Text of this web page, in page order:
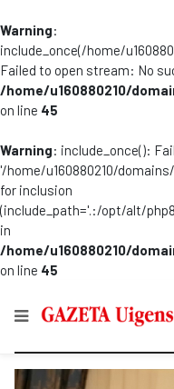
Warning:
include_once(/home/
Failed to open stream: No
/home/u160880210/
on line 45
Warning: include_once():
'/home/u160880210/
for inclusion
(include_path='.:/opt/alt/
in
/home/u160880210/
on line 45